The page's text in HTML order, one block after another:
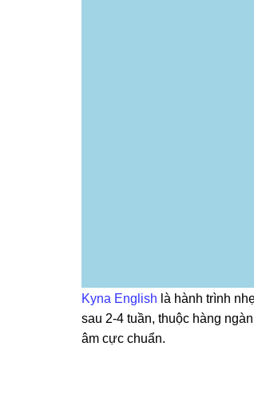
Kyna English là hành trình
sau 2-4 tuần, thuộc hàng
âm cực chuẩn.